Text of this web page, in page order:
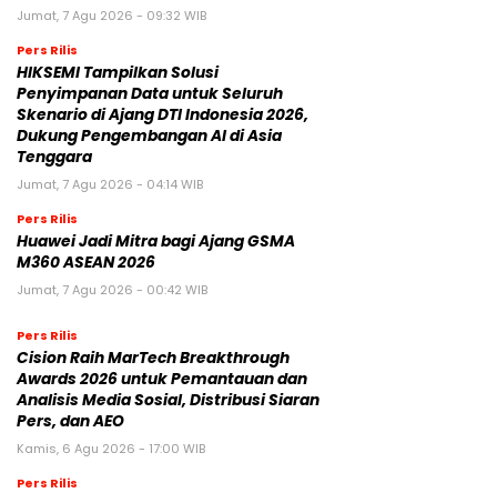
Jumat, 7 Agu 2026 - 09:32 WIB
Pers Rilis
HIKSEMI Tampilkan Solusi
Penyimpanan Data untuk Seluruh
Skenario di Ajang DTI Indonesia 2026,
Dukung Pengembangan AI di Asia
Tenggara
Jumat, 7 Agu 2026 - 04:14 WIB
Pers Rilis
Huawei Jadi Mitra bagi Ajang GSMA
M360 ASEAN 2026
Jumat, 7 Agu 2026 - 00:42 WIB
Pers Rilis
Cision Raih MarTech Breakthrough
Awards 2026 untuk Pemantauan dan
Analisis Media Sosial, Distribusi Siaran
Pers, dan AEO
Kamis, 6 Agu 2026 - 17:00 WIB
Pers Rilis